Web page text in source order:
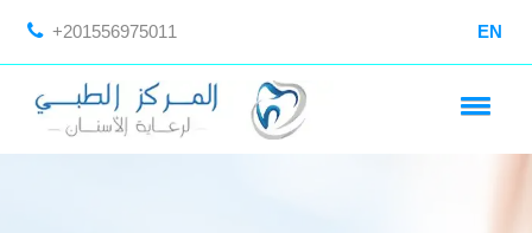
+201556975011 EN